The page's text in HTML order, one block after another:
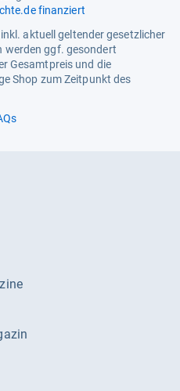
finanziert
aktuell geltender gesetzlicher
werden ggf. gesondert
Gesamtpreis und die
Shop zum Zeitpunkt des